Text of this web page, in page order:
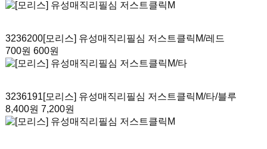
3236200[모리스] 유성매직리필심 저스트클릭M/레드
700원 600원
3236191[모리스] 유성매직리필심 저스트클릭M/타/블루
8,400원 7,200원